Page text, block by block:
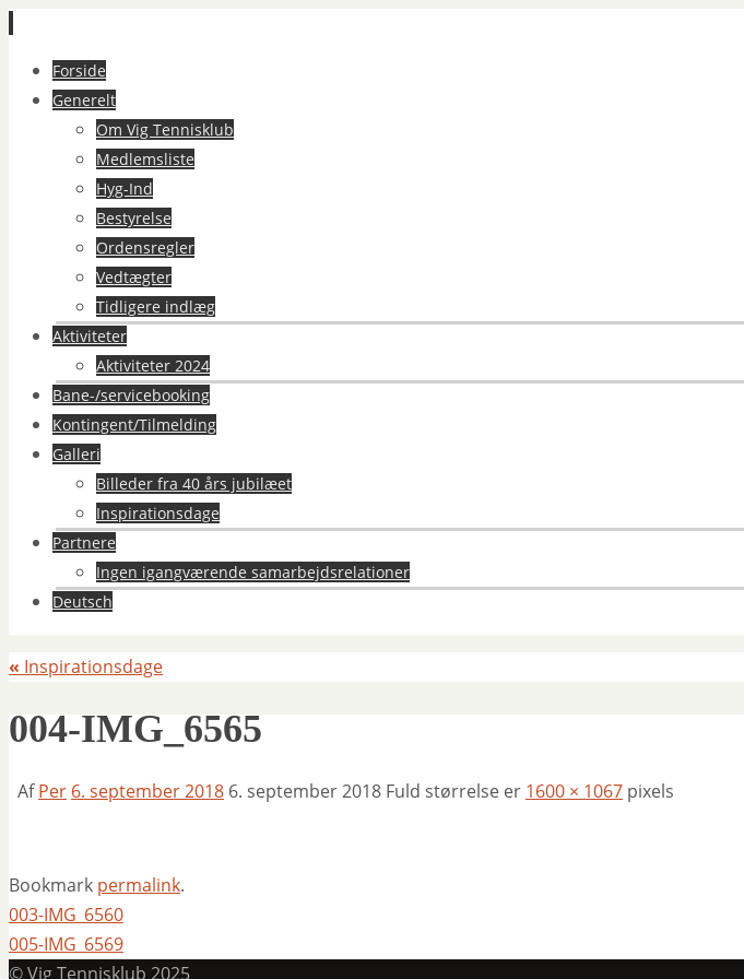
SpringForside
Generelt
Om Vig Tennisklub
Medlemsliste
Hyg-Ind
Bestyrelse
Ordensregler
Vedtægter
Tidligere indlæg
Aktiviteter
Aktiviteter 2024
Bane-/servicebooking
Kontingent/Tilmelding
Galleri
Billeder fra 40 års jubilæet
Inspirationsdage
Partnere
Ingen igangværende samarbejdsrelationer
Deutsch
« Inspirationsdage
004-IMG_6565
AfPer 6. september 2018 6. september 2018 Fuld størrelse er 1600 × 1067 pixels
Bookmark permalink.
003-IMG_6560
005-IMG_6569
© Vig Tennisklub 2025